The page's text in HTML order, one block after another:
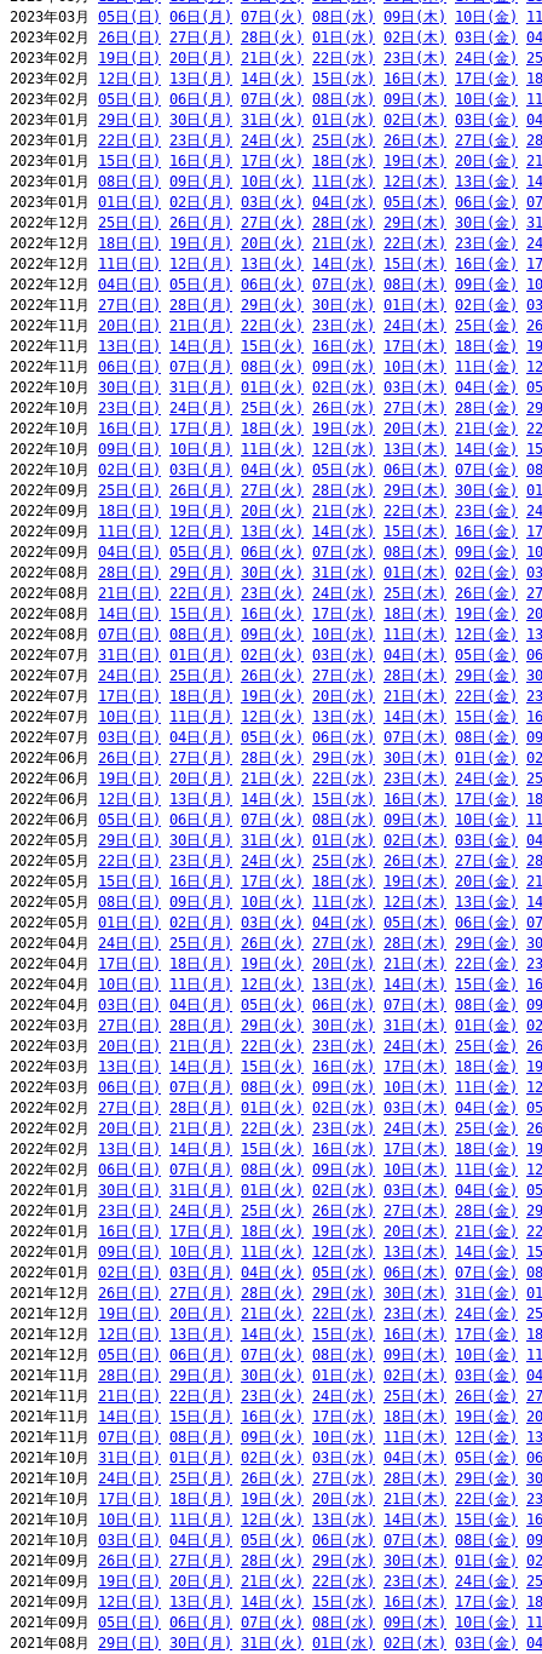
2023年03月 05日(日) 06日(月) 07日(火) 08日(水) 09日(木) 10日(金)
2023年02月 26日(日) 27日(月) 28日(火) 01日(水) 02日(木) 03日(金)
2023年02月 19日(日) 20日(月) 21日(火) 22日(水) 23日(木) 24日(金)
2023年02月 12日(日) 13日(月) 14日(火) 15日(水) 16日(木) 17日(金)
2023年02月 05日(日) 06日(月) 07日(火) 08日(水) 09日(木) 10日(金)
2023年01月 29日(日) 30日(月) 31日(火) 01日(水) 02日(木) 03日(金)
2023年01月 22日(日) 23日(月) 24日(火) 25日(水) 26日(木) 27日(金)
2023年01月 15日(日) 16日(月) 17日(火) 18日(水) 19日(木) 20日(金)
2023年01月 08日(日) 09日(月) 10日(火) 11日(水) 12日(木) 13日(金)
2023年01月 01日(日) 02日(月) 03日(火) 04日(水) 05日(木) 06日(金)
2022年12月 25日(日) 26日(月) 27日(火) 28日(水) 29日(木) 30日(金)
2022年12月 18日(日) 19日(月) 20日(火) 21日(水) 22日(木) 23日(金)
2022年12月 11日(日) 12日(月) 13日(火) 14日(水) 15日(木) 16日(金)
2022年12月 04日(日) 05日(月) 06日(火) 07日(水) 08日(木) 09日(金)
2022年11月 27日(日) 28日(月) 29日(火) 30日(水) 01日(木) 02日(金)
2022年11月 20日(日) 21日(月) 22日(火) 23日(水) 24日(木) 25日(金)
2022年11月 13日(日) 14日(月) 15日(火) 16日(水) 17日(木) 18日(金)
2022年11月 06日(日) 07日(月) 08日(火) 09日(水) 10日(木) 11日(金)
2022年10月 30日(日) 31日(月) 01日(火) 02日(水) 03日(木) 04日(金)
2022年10月 23日(日) 24日(月) 25日(火) 26日(水) 27日(木) 28日(金)
2022年10月 16日(日) 17日(月) 18日(火) 19日(水) 20日(木) 21日(金)
2022年10月 09日(日) 10日(月) 11日(火) 12日(水) 13日(木) 14日(金)
2022年10月 02日(日) 03日(月) 04日(火) 05日(水) 06日(木) 07日(金)
2022年09月 25日(日) 26日(月) 27日(火) 28日(水) 29日(木) 30日(金)
2022年09月 18日(日) 19日(月) 20日(火) 21日(水) 22日(木) 23日(金)
2022年09月 11日(日) 12日(月) 13日(火) 14日(水) 15日(木) 16日(金)
2022年09月 04日(日) 05日(月) 06日(火) 07日(水) 08日(木) 09日(金)
2022年08月 28日(日) 29日(月) 30日(火) 31日(水) 01日(木) 02日(金)
2022年08月 21日(日) 22日(月) 23日(火) 24日(水) 25日(木) 26日(金)
2022年08月 14日(日) 15日(月) 16日(火) 17日(水) 18日(木) 19日(金)
2022年08月 07日(日) 08日(月) 09日(火) 10日(水) 11日(木) 12日(金)
2022年07月 31日(日) 01日(月) 02日(火) 03日(水) 04日(木) 05日(金)
2022年07月 24日(日) 25日(月) 26日(火) 27日(水) 28日(木) 29日(金)
2022年07月 17日(日) 18日(月) 19日(火) 20日(水) 21日(木) 22日(金)
2022年07月 10日(日) 11日(月) 12日(火) 13日(水) 14日(木) 15日(金)
2022年07月 03日(日) 04日(月) 05日(火) 06日(水) 07日(木) 08日(金)
2022年06月 26日(日) 27日(月) 28日(火) 29日(水) 30日(木) 01日(金)
2022年06月 19日(日) 20日(月) 21日(火) 22日(水) 23日(木) 24日(金)
2022年06月 12日(日) 13日(月) 14日(火) 15日(水) 16日(木) 17日(金)
2022年06月 05日(日) 06日(月) 07日(火) 08日(水) 09日(木) 10日(金)
2022年05月 29日(日) 30日(月) 31日(火) 01日(水) 02日(木) 03日(金)
2022年05月 22日(日) 23日(月) 24日(火) 25日(水) 26日(木) 27日(金)
2022年05月 15日(日) 16日(月) 17日(火) 18日(水) 19日(木) 20日(金)
2022年05月 08日(日) 09日(月) 10日(火) 11日(水) 12日(木) 13日(金)
2022年05月 01日(日) 02日(月) 03日(火) 04日(水) 05日(木) 06日(金)
2022年04月 24日(日) 25日(月) 26日(火) 27日(水) 28日(木) 29日(金)
2022年04月 17日(日) 18日(月) 19日(火) 20日(水) 21日(木) 22日(金)
2022年04月 10日(日) 11日(月) 12日(火) 13日(水) 14日(木) 15日(金)
2022年04月 03日(日) 04日(月) 05日(火) 06日(水) 07日(木) 08日(金)
2022年03月 27日(日) 28日(月) 29日(火) 30日(水) 31日(木) 01日(金)
2022年03月 20日(日) 21日(月) 22日(火) 23日(水) 24日(木) 25日(金)
2022年03月 13日(日) 14日(月) 15日(火) 16日(水) 17日(木) 18日(金)
2022年03月 06日(日) 07日(月) 08日(火) 09日(水) 10日(木) 11日(金)
2022年02月 27日(日) 28日(月) 01日(火) 02日(水) 03日(木) 04日(金)
2022年02月 20日(日) 21日(月) 22日(火) 23日(水) 24日(木) 25日(金)
2022年02月 13日(日) 14日(月) 15日(火) 16日(水) 17日(木) 18日(金)
2022年02月 06日(日) 07日(月) 08日(火) 09日(水) 10日(木) 11日(金)
2022年01月 30日(日) 31日(月) 01日(火) 02日(水) 03日(木) 04日(金)
2022年01月 23日(日) 24日(月) 25日(火) 26日(水) 27日(木) 28日(金)
2022年01月 16日(日) 17日(月) 18日(火) 19日(水) 20日(木) 21日(金)
2022年01月 09日(日) 10日(月) 11日(火) 12日(水) 13日(木) 14日(金)
2022年01月 02日(日) 03日(月) 04日(火) 05日(水) 06日(木) 07日(金)
2021年12月 26日(日) 27日(月) 28日(火) 29日(水) 30日(木) 31日(金)
2021年12月 19日(日) 20日(月) 21日(火) 22日(水) 23日(木) 24日(金)
2021年12月 12日(日) 13日(月) 14日(火) 15日(水) 16日(木) 17日(金)
2021年12月 05日(日) 06日(月) 07日(火) 08日(水) 09日(木) 10日(金)
2021年11月 28日(日) 29日(月) 30日(火) 01日(水) 02日(木) 03日(金)
2021年11月 21日(日) 22日(月) 23日(火) 24日(水) 25日(木) 26日(金)
2021年11月 14日(日) 15日(月) 16日(火) 17日(水) 18日(木) 19日(金)
2021年11月 07日(日) 08日(月) 09日(火) 10日(水) 11日(木) 12日(金)
2021年10月 31日(日) 01日(月) 02日(火) 03日(水) 04日(木) 05日(金)
2021年10月 24日(日) 25日(月) 26日(火) 27日(水) 28日(木) 29日(金)
2021年10月 17日(日) 18日(月) 19日(火) 20日(水) 21日(木) 22日(金)
2021年10月 10日(日) 11日(月) 12日(火) 13日(水) 14日(木) 15日(金)
2021年10月 03日(日) 04日(月) 05日(火) 06日(水) 07日(木) 08日(金)
2021年09月 26日(日) 27日(月) 28日(火) 29日(水) 30日(木) 01日(金)
2021年09月 19日(日) 20日(月) 21日(火) 22日(水) 23日(木) 24日(金)
2021年09月 12日(日) 13日(月) 14日(火) 15日(水) 16日(木) 17日(金)
2021年09月 05日(日) 06日(月) 07日(火) 08日(水) 09日(木) 10日(金)
2021年08月 29日(日) 30日(月) 31日(火) 01日(水) 02日(木) 03日(金)